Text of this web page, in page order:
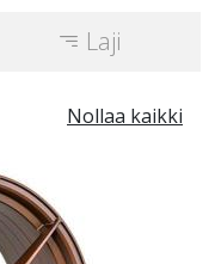
Laji
Nollaa kaikki